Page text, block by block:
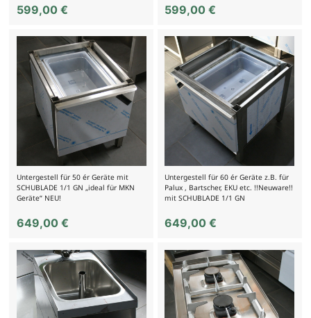
599,00 € 599,00€
Untergestell für 50 ér Geräte mit
SCHUBLADE 1/1 GN „ideal für MKN
Geräte“ NEU!
649,00 €
Untergestell für 60 ér Geräte z.B. für
Palux , Bartscher, EKU etc. !!Neuware!!
mit SCHUBLADE 1/1 GN
649,00€